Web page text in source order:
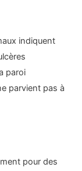
indiquent
paroi
parvient pas à
pour des